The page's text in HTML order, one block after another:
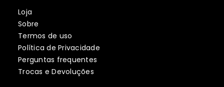
Loja
Sobre
Termos de uso
Política de Privacidade
Perguntas frequentes
Trocas e Devoluções